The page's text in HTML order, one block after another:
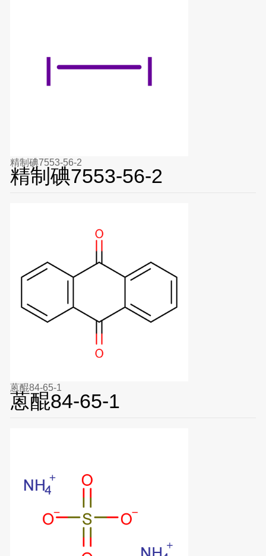
精制碘7553-56-2
精制碘7553-56-2
蒽醌84-65-1
蒽醌84-65-1